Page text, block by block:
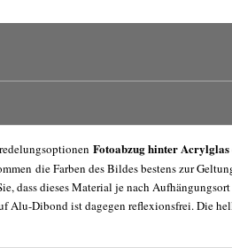
Fotoabzug hinter Acrylglas
die Farben des Bildes bestens zur
dass dieses Material je nach
Alu-Dibond ist dagegen reflexionsfrei. Die